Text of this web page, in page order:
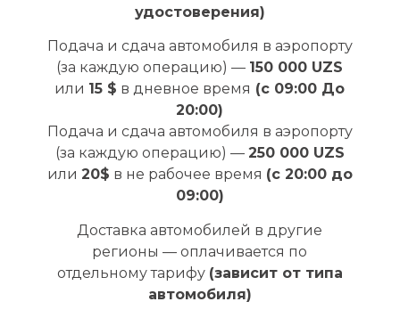
удостоверения)
Подача и сдача автомобиля в аэропорту
(за каждую операцию) — 150 000 UZS
или 15 $ в дневное время (с 09:00 До
20:00)
Подача и сдача автомобиля в аэропорту
(за каждую операцию) — 250 000 UZS
или 20$ в не рабочее время (c 20:00 до
09:00)
Доставка автомобилей в другие
регионы — оплачивается по
отдельному тарифу (зависит от типа
автомобиля)